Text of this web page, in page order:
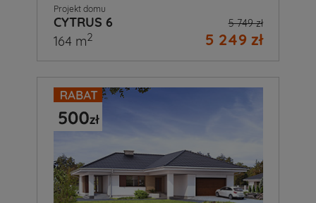
Projekt domu
CYTRUS 6 5 749 zł
5 249 zł
164 m2